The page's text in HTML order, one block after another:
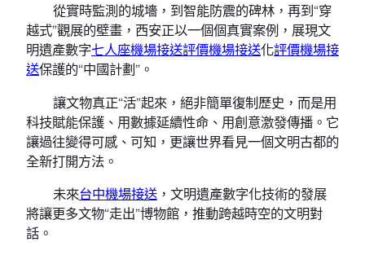
從實時監測的城墻，到智能防震的碑林，再到“穿
越式”觀展的壁畫，西安正以一個個真實案例，展現文
明遺產數字七人座機場接送評價機場接送化評價機場接
送保護的“中國計劃”。
讓文物真正“活”起來，絕非簡單復制歷史，而是用
科技賦能保護、用數據延續性命、用創意激發傳播。它
讓過往變得可感、可知，更讓世界看見一個文明古都的
全新打開方法。
未來台中機場接送，文明遺產數字化技術的發展
將讓更多文物“走出”博物館，推動跨越時空的文明對
話。